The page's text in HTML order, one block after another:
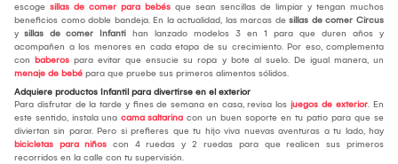
escoge sillas de comer para bebés que sean sencillas de limpiar y tengan muchos
beneficios como doble bandeja. En la actualidad, las marcas de sillas de comer Circus
y sillas de comer Infanti han lanzado modelos 3 en 1 para que duren años y
acompañen a los menores en cada etapa de su crecimiento. Por eso, complementa
con baberos para evitar que ensucie su ropa y bote al suelo. De igual manera, un
menaje de bebé para que pruebe sus primeros alimentos sólidos.
Adquiere productos Infantil para divertirse en el exterior
Para disfrutar de la tarde y fines de semana en casa, revisa los juegos de exterior. En
este sentido, instala una cama saltarina con un buen soporte en tu patio para que se
diviertan sin parar. Pero si prefieres que tu hijo viva nuevas aventuras a tu lado, hay
bicicletas para niños con 4 ruedas y 2 ruedas para que realicen sus primeros
recorridos en la calle con tu supervisión.